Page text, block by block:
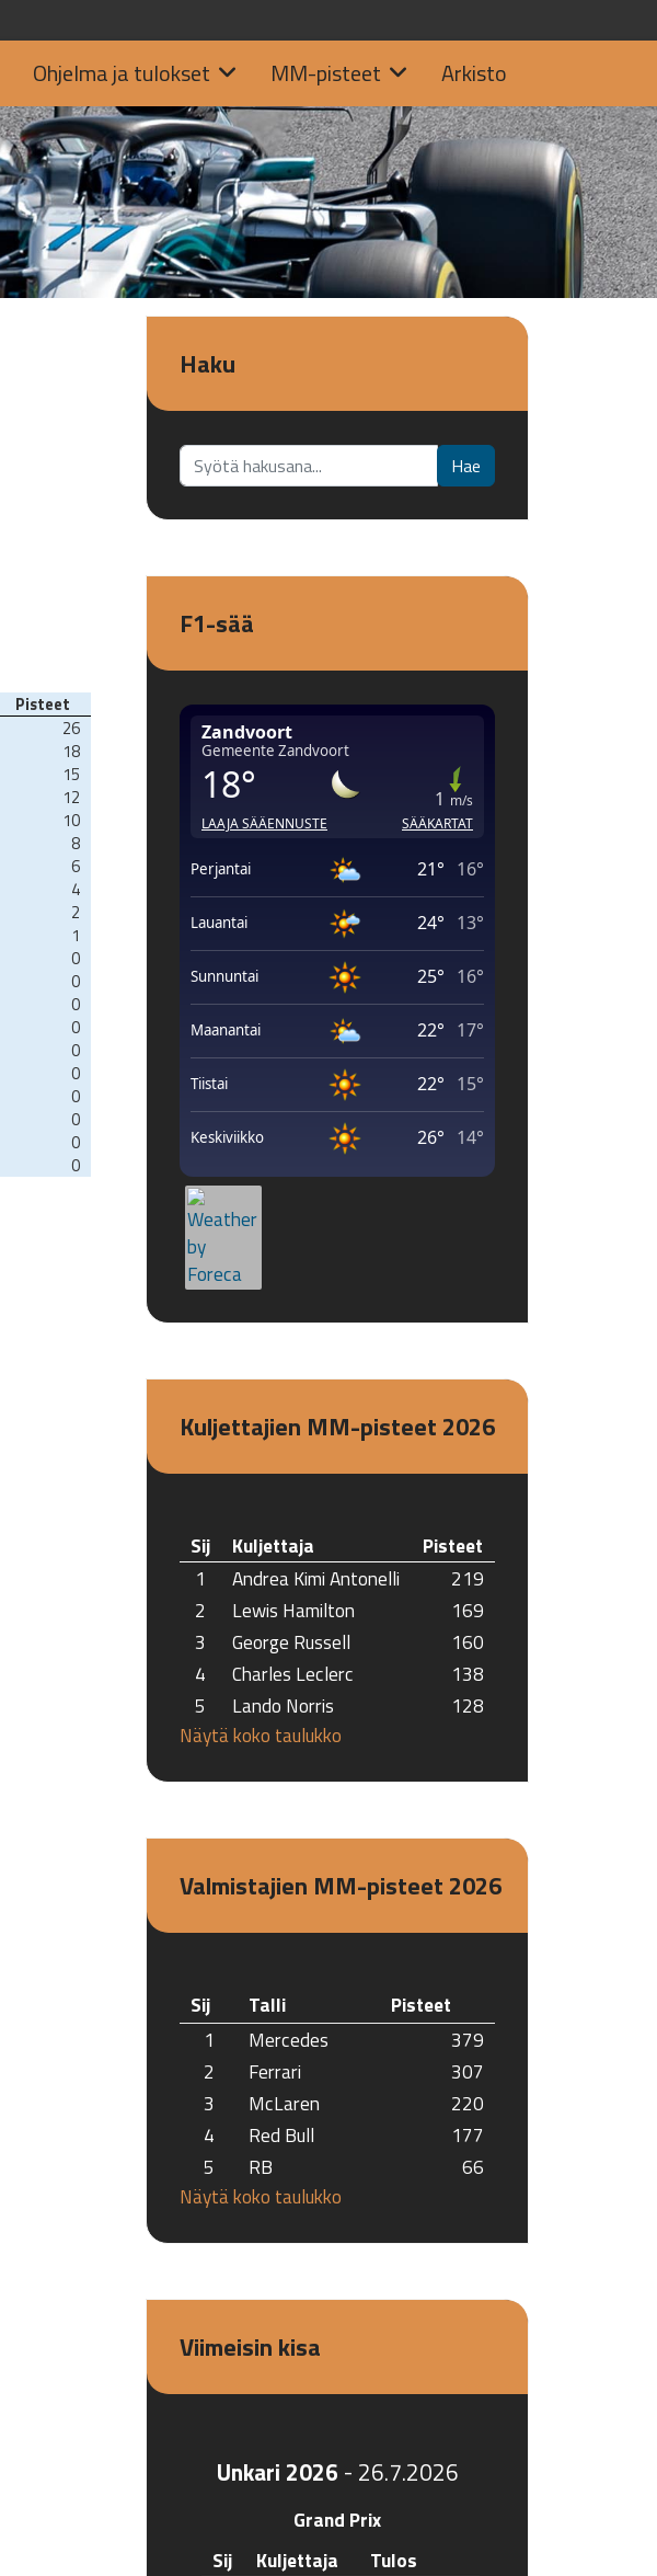
Ohjelma ja tulokset MM-pisteet Arkisto
Pisteet
26
18
15
12
10
8
6
4
2
1
0
0
0
0
0
0
0
0
0
0
Haku
Etsi... Hae
F1-sää
Kuljettajien MM-pisteet 2026
Sij Kuljettaja
Pisteet
1
Andrea Kimi Antonelli
219
2
Lewis Hamilton
169
3
George Russell
160
4
Charles Leclerc
138
5
Lando Norris
128
Näytä koko taulukko
Valmistajien MM-pisteet 2026
Sij Talli
Pisteet
1
Mercedes
379
2
Ferrari
307
3
McLaren
220
4
Red Bull
177
5
RB
66
Näytä koko taulukko
Viimeisin kisa
Unkari 2026 - 26.7.2026
Grand Prix
Sij
Kuljettaja
Tulos